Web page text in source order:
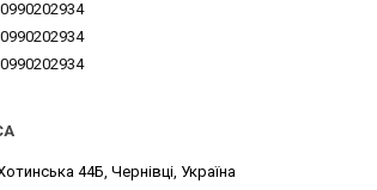
44Б, Чернівці, Україна